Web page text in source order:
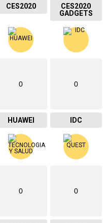
CES2020
CES2020
GADGETS
0
HUAWEI
0
IDC
0 0